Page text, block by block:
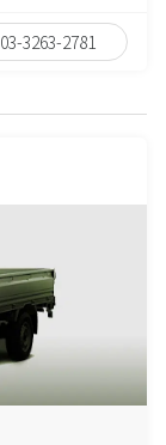
03-3263-2781